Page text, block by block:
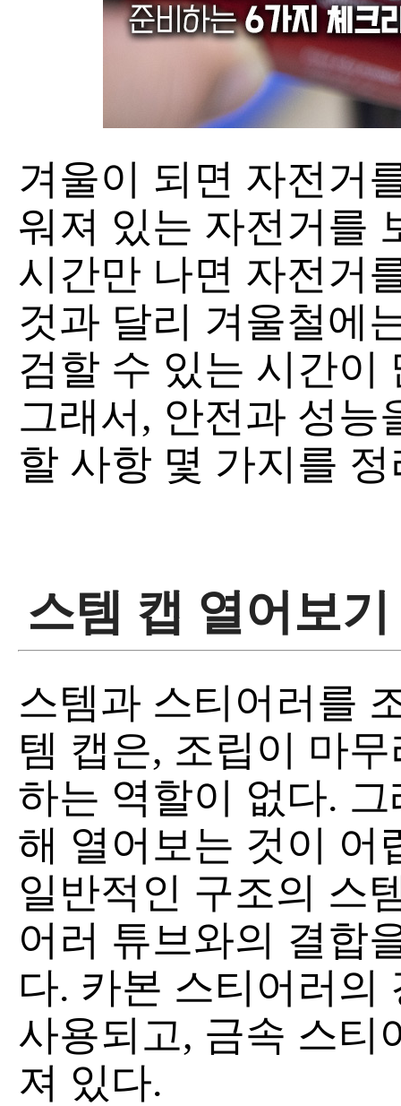
겨울이 되면 자전거
워져 있는 자전거를
시간만 나면 자전거
것과 달리 겨울철에
검할 수 있는 시간이
그래서, 안전과 성능
할 사항 몇 가지를
스템 캡 열어보기
스템과 스티어러를
템 캡은, 조립이 마
하는 역할이 없다.
해 열어보는 것이 어
일반적인 구조의 스
어러 튜브와의 결합
다. 카본 스티어러의
사용되고, 금속 스티
져 있다.